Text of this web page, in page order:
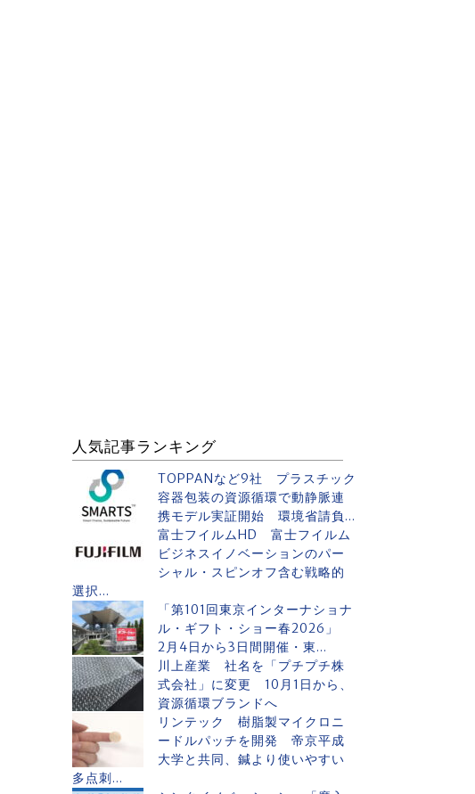
人気記事ランキング
TOPPANなど9社 プラスチック
容器包装の資源循環で動静脈連
携モデル実証開始 環境省請負...
富士フイルムHD 富士フイルム
ビジネスイノベーションのパー
シャル・スピンオフ含む戦略的
選択...
「第101回東京インターナショナ
ル・ギフト・ショー春2026」
2月4日から3日間開催・東...
川上産業 社名を「プチプチ株
式会社」に変更 10月1日から、
資源循環ブランドへ
リンテック 樹脂製マイクロニ
ードルパッチを開発 帝京平成
大学と共同、鍼より使いやすい
多点刺...